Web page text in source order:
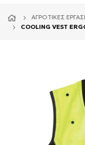
ΑΓΡΟΤΙΚΈΣ
COOLING VEST